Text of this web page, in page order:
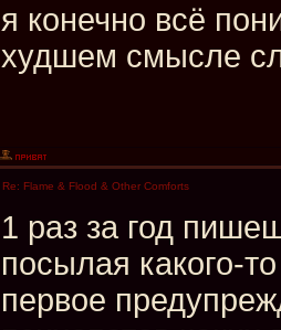
я конечно всё
худшем смысле
Re: Flame & Flood & Other Comforts
1 раз за год
посылая какого-
первое